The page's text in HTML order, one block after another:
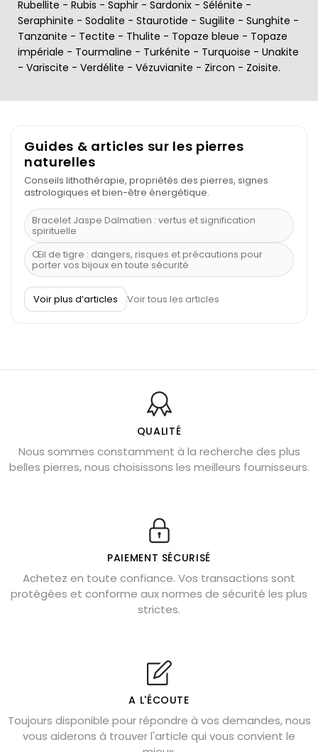
Rubellite - Rubis - Saphir - Sardonix - Sélénite -
Seraphinite - Sodalite - Staurotide - Sugilite - Sunghite -
Tanzanite - Tectite - Thulite - Topaze bleue - Topaze
impériale - Tourmaline - Turkénite - Turquoise - Unakite
- Variscite - Verdélite - Vézuvianite - Zircon - Zoisite.
Guides & articles sur les pierres
naturelles
Conseils lithothérapie, propriétés des pierres, signes
astrologiques et bien-être énergétique.
Bracelet Jaspe Dalmatien : vertus et signification
spirituelle
Œil de tigre : dangers, risques et précautions pour
porter vos bijoux en toute sécurité
À quel poignet porter un bracelet de pierre
Découvrez le scorpion et ses pierres
Bienfaits de la sélénite – pierre des anges
L’améthyste est-elle faite pour moi ?
Chrysocolle : pierre apaisante
Obsidienne dorée : vertus et signification
Véritable citrine naturelle non chauffée
Où placer la citrine dans la maison
Cornaline : propriétés magiques
Capricorne : quelles pierres choisir
Shungite : purification et protection
Bagues en labradorite argent 925
Lapis lazuli : propriétés et précautions
Voir plus d’articles Voir tous les articles
QUALITÉ
Nous sommes constamment à la recherche des plus
belles pierres, nous choisissons les meilleurs fournisseurs.
PAIEMENT SÉCURISÉ
Achetez en toute confiance. Vos transactions sont
protégées et conforme aux normes de sécurité les plus
strictes.
A L'ÉCOUTE
Toujours disponible pour répondre à vos demandes, nous
vous aiderons à trouver l'article qui vous convient le